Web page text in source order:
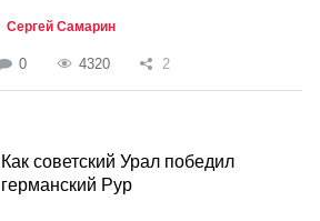
Сергей Самарин
0 4320 2
Как советский Урал победил
германский Рур